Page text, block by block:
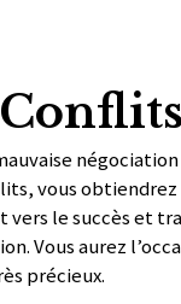
vous
vers le succès et
Vous aurez
précieux.